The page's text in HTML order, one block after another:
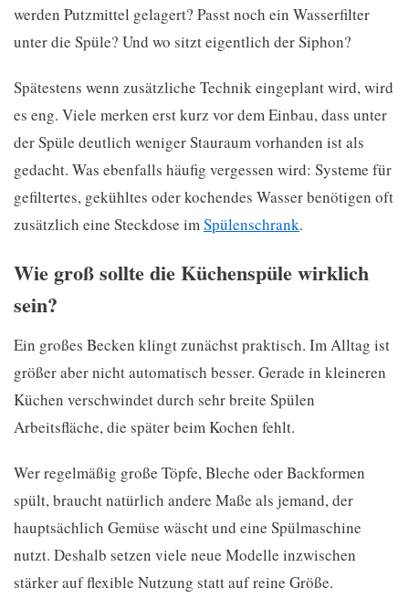
werden Putzmittel gelagert? Passt noch ein Wasserfilter
unter die Spüle? Und wo sitzt eigentlich der Siphon?
Spätestens wenn zusätzliche Technik eingeplant wird, wird
es eng. Viele merken erst kurz vor dem Einbau, dass unter
der Spüle deutlich weniger Stauraum vorhanden ist als
gedacht. Was ebenfalls häufig vergessen wird: Systeme für
gefiltertes, gekühltes oder kochendes Wasser benötigen oft
zusätzlich eine Steckdose imSpülenschrank.
Wie groß sollte die Küchenspüle wirklich
sein?
Ein großes Becken klingt zunächst praktisch. Im Alltag ist
größer aber nicht automatisch besser. Gerade in kleineren
Küchen verschwindet durch sehr breite Spülen
Arbeitsfläche, die später beim Kochen fehlt.
Wer regelmäßig große Töpfe, Bleche oder Backformen
spült, braucht natürlich andere Maße als jemand, der
hauptsächlich Gemüse wäscht und eine Spülmaschine
nutzt. Deshalb setzen viele neue Modelle inzwischen
stärker auf flexible Nutzung statt auf reine Größe.